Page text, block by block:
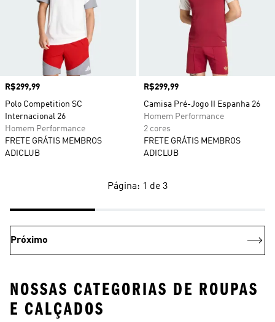
Preço
R$299,99
Polo Competition SC
Internacional 26
Homem Performance
FRETE GRÁTIS MEMBROS
ADICLUB
Preço
R$299,99
Camisa Pré-Jogo II Espanha 26
Homem Performance
2 cores
FRETE GRÁTIS MEMBROS
ADICLUB
Página: 1 de 3
Próximo
NOSSAS CATEGORIAS DE ROUPAS
E CALÇADOS